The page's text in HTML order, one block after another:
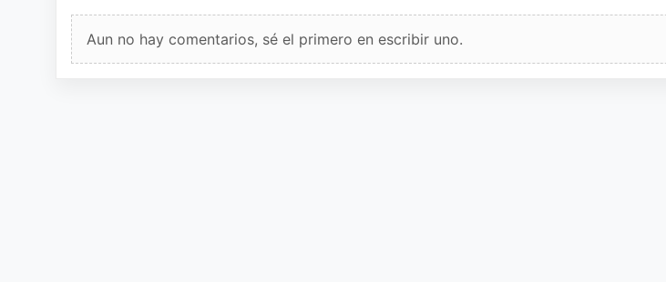
Aun no hay comentarios, sé el primero en escribir uno.